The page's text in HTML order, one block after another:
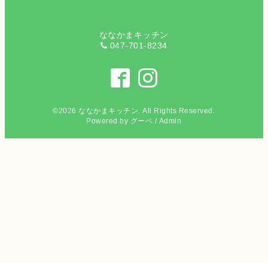
ななかまキッチン
047-701-8234
©2026 ななかまキッチン. All Rights Reserved.
Powered by グーペ / Admin